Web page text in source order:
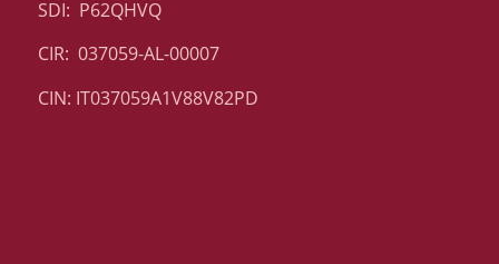
SDI: P62QHVQ
CIR: 037059-AL-00007
CIN: IT037059A1V88V82PD